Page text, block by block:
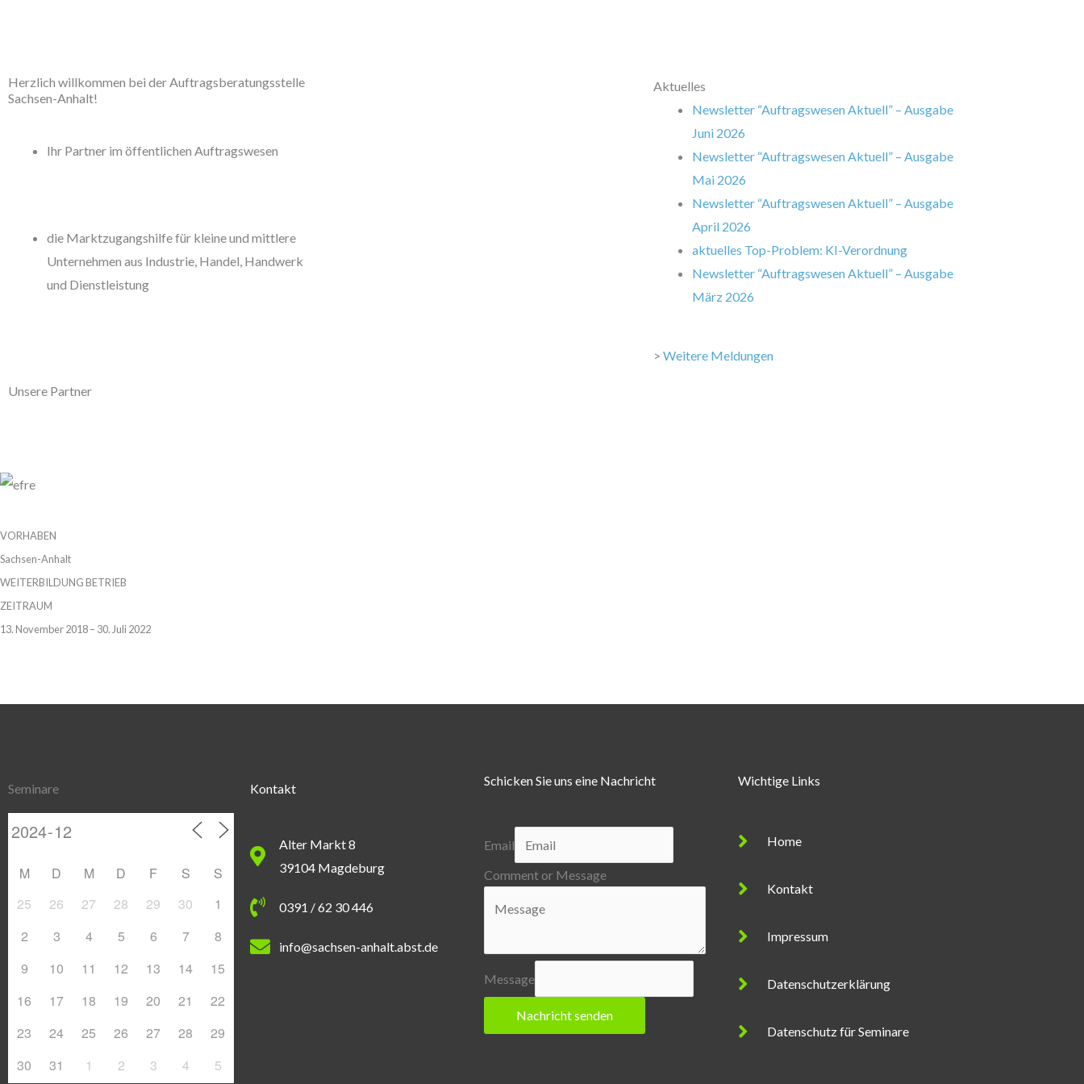
Herzlich willkommen bei der Auftragsberatungsstelle
Sachsen-Anhalt!
Ihr Partner im öffentlichen Auftragswesen
die Marktzugangshilfe für kleine und mittlere
Unternehmen aus Industrie, Handel, Handwerk
und Dienstleistung
Aktuelles
Newsletter “Auftragswesen Aktuell” – Ausgabe
Juni 2026
Newsletter “Auftragswesen Aktuell” – Ausgabe
Mai 2026
Newsletter “Auftragswesen Aktuell” – Ausgabe
April 2026
aktuelles Top-Problem: KI-Verordnung
Newsletter “Auftragswesen Aktuell” – Ausgabe
März 2026
> Weitere Meldungen
Unsere Partner
VORHABEN
Sachsen-Anhalt
WEITERBILDUNG BETRIEB
ZEITRAUM
13. November 2018 – 30. Juli 2022
Seminare
M D M D F S
S
25
26 27 28 29 30
1
2
3 4 5 6 7
8
9
10 11 12 13 14
15
16
17 18 19 20 21
22
23
24 25 26 27 28
29
30
31 1 2 3 4 5
Kontakt
Alter Markt 8
39104 Magdeburg
0391 / 62 30 446
info@sachsen-anhalt.abst.de
Schicken Sie uns eine Nachricht
Email
Comment or Message
Message
Nachricht senden
Wichtige Links
Home
Kontakt
Impressum
Datenschutzerklärung
Datenschutz für Seminare